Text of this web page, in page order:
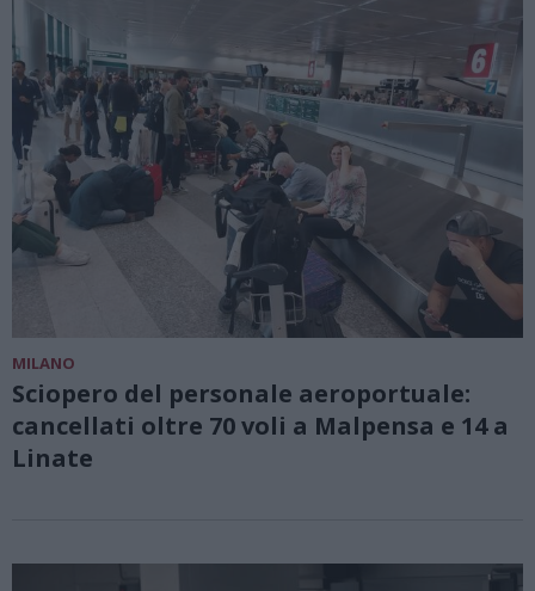
MILANO
Sciopero del personale aeroportuale:
cancellati oltre 70 voli a Malpensa e 14 a
Linate